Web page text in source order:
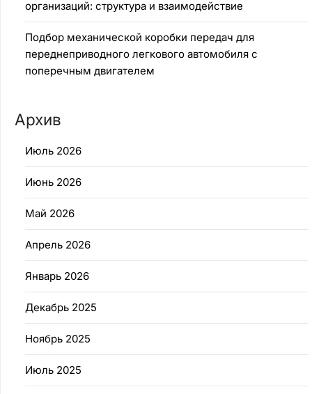
организаций: структура и взаимодействие
Подбор механической коробки передач для
переднеприводного легкового автомобиля с
поперечным двигателем
Архив
Июль 2026
Июнь 2026
Май 2026
Апрель 2026
Январь 2026
Декабрь 2025
Ноябрь 2025
Июль 2025